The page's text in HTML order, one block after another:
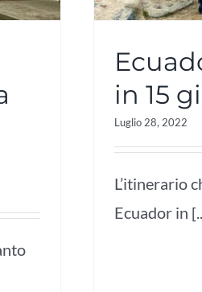
in 15
Luglio 28, 2022
L’itinerario
Ecuador in